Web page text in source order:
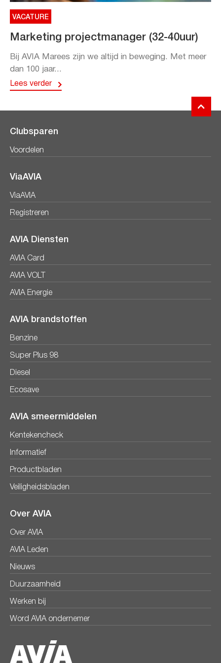
VACATURE
Marketing projectmanager (32-40uur)
Bij AVIA Marees zijn we altijd in beweging. Met meer
dan 100 jaar...
Lees verder
Clubsparen
Voordelen
ViaAVIA
ViaAVIA
Registreren
AVIA Diensten
AVIA Card
AVIA VOLT
AVIA Energie
AVIA brandstoffen
Benzine
Super Plus 98
Diesel
Ecosave
AVIA smeermiddelen
Kentekencheck
Informatief
Productbladen
Veiligheidsbladen
Over AVIA
Over AVIA
AVIA Leden
Nieuws
Duurzaamheid
Werken bij
Word AVIA ondernemer